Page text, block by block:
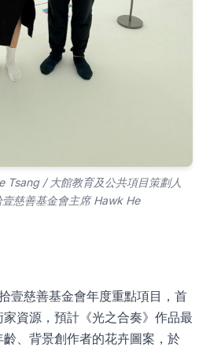
Tsang / 大館教育及公共項目策劃人
慈善基金會主席 Hawk He
壹慈善基金會年度重點項目，首
資源，預計《光之合奏》作品最
、背景創作者的花卉圖案，於